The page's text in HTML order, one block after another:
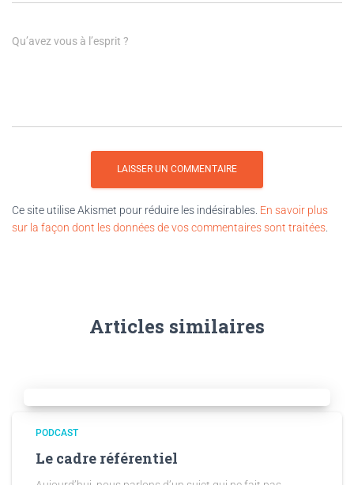
Qu’avez vous à l’esprit ?
Ce site utilise Akismet pour réduire les indésirables. En savoir plus
sur la façon dont les données de vos commentaires sont traitées
Articles similaires
PODCAST
Le cadre référentiel